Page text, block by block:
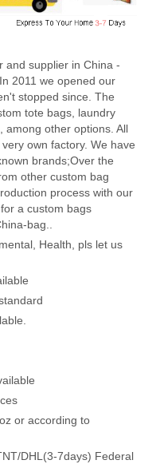
and supplier in China -
2011 we opened our
stopped since. The
tote bags, laundry
among other options. All
own factory. We have
brands;Over the
other custom bag
process with our
a custom bags
bag..
Health, pls let us
or according to
DHL(3-7days) Federal